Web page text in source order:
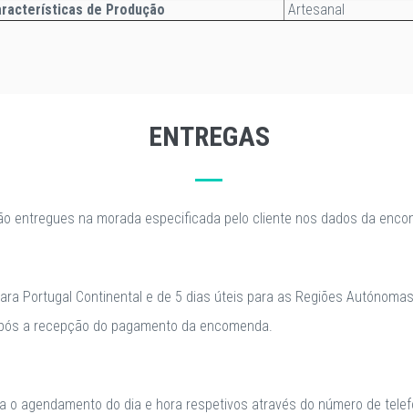
de Produção
Artesanal
ENTREGAS
entregues na morada especificada pelo cliente nos dados da
Portugal Continental e de 5 dias úteis para as Regiões
a recepção do pagamento da encomenda.
o agendamento do dia e hora respetivos através do número de